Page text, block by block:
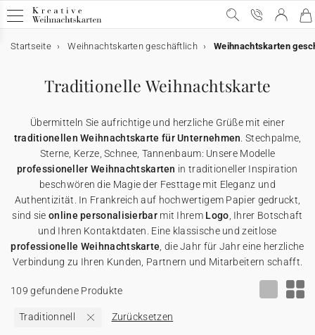
Geschäftliche Weihnachtskarten
Geschäftliche Weihnachtskarten
Alle geschäftlichen Weihnachtskarten
Weihnachtskarten mit Gold
Lustige Weihnachtskarten
Weihnachtliche Karten
Originelle Weihnachtskarten
Karten mit Blumensamen
E-Karten
E-Karten
Alle E-Karten
Weihnachtskarten-Video
Weihnachtskarten-Video Premium
Weihnachtskarten mit Schokolade
Weihnachtskarten mit Schokolade
Alle Weihnachtskarten mit Schokolade
Schokoladentafel
Karte mit zwei Schokoladen
★ Gratis Musterkarten
★ Angebot anfragen
Werbeartikel für Unternehmen
Werbeartikel für Unternehmen
Alle Werbeartikel
Einwegkameras
Geschenkgutscheine
Danksagungskarten
Postkarten
Startseite Weihnachtskarten geschäftlich Weihnachtskarten
Traditionelle Weihnachtskarte
Übermitteln Sie aufrichtige und herzliche Grüße mit einer
traditionellen Weihnachtskarte für Unternehmen . Stechpalme,
Sterne, Kerze, Schnee, Tannenbaum: Unsere Modelle
professioneller Weihnachtskarten in traditioneller Inspiration
beschwören die Magie der Festtage mit Eleganz und
Authentizität. In Frankreich auf hochwertigem Papier gedruckt,
sind sieonline personalisierbarmit Ihrem Logo , Ihrer Botschaft
und Ihren Kontaktdaten. Eine klassische und zeitlose
professionelle Weihnachtskarte , die Jahr für Jahr eine herzliche
Verbindung zu Ihren Kunden, Partnern und Mitarbeitern schafft.
Traditionnell Zurücksetzen
109 gefundene Produkte